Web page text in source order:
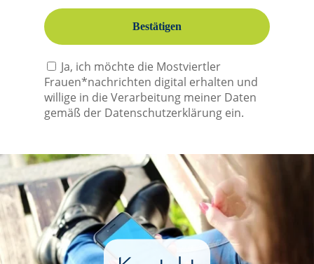
Ja, ich möchte die Mostviertler
Frauen*nachrichten digital erhalten und
willige in die Verarbeitung meiner Daten
gemäß der Datenschutzerklärung ein.